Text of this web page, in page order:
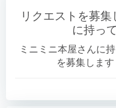
リクエストを募
に持っ
ミニミニ本屋さんに
を募集しま